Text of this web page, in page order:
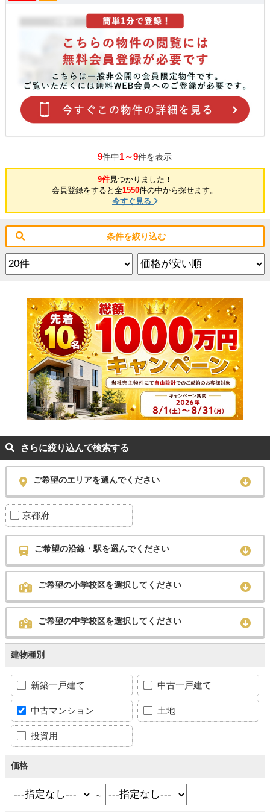
9件中1～9件を表示
9件見つかりました！
会員登録をすると全1550件の中から探せます。
今すぐ見る
条件を絞り込む
さらに絞り込んで検索する
ご希望のエリアを選んでください
京都府
ご希望の沿線・駅を選んでください
ご希望の小学校区を選択してください
ご希望の中学校区を選択してください
建物種別
新築一戸建て 中古一戸建て
中古マンション 土地
投資用
価格
～